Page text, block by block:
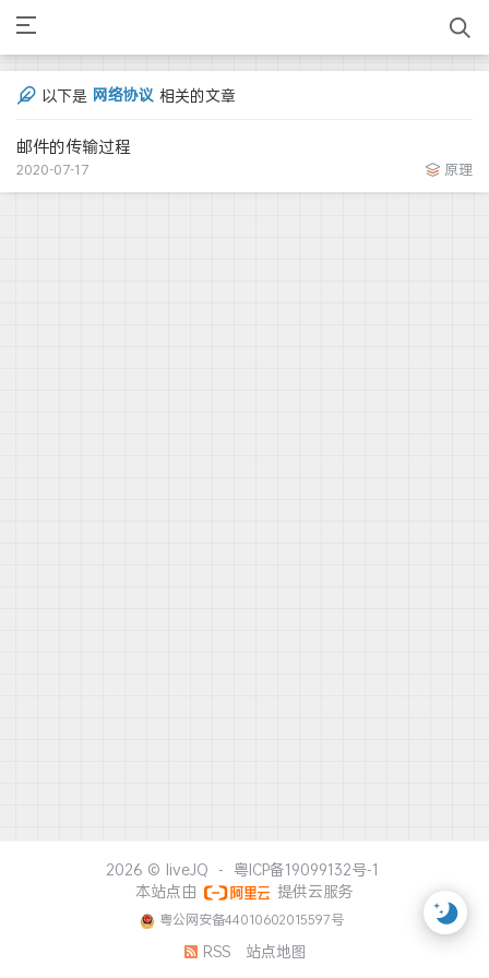
以下是 网络协议 相关的文章
邮件的传输过程
2020-07-17 原理
2026 © liveJQ - 粤ICP备19099132号-1
本站点由
提供云服务
粤公网安备44010602015597号
RSS 站点地图